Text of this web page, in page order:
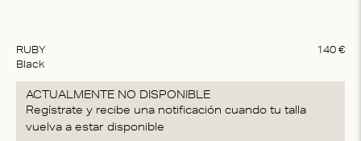
RUBY
Black
140 €
ACTUALMENTE NO DISPONIBLE
Regístrate y recibe una notificación cuando tu talla
vuelva a estar disponible